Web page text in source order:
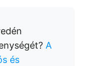
A
és